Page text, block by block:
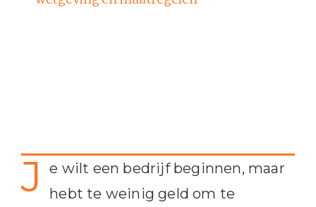
J
e wilt een bedrijf beginnen, maar
hebt te weinig geld om te